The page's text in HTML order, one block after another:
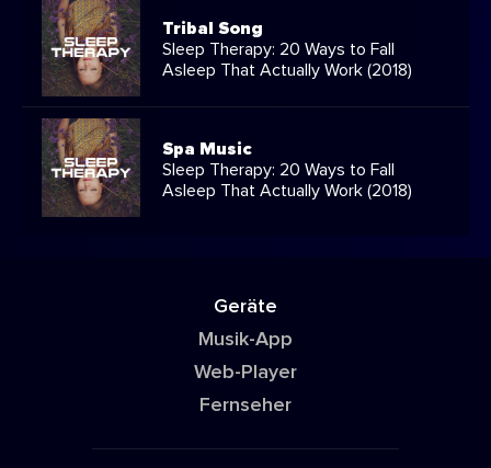
Tribal Song
Sleep Therapy: 20 Ways to Fall
Asleep That Actually Work (2018)
Spa Music
Sleep Therapy: 20 Ways to Fall
Asleep That Actually Work (2018)
Geräte
Musik-App
Web-Player
Fernseher